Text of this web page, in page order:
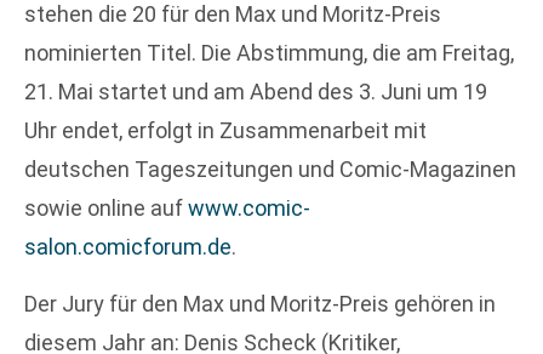
stehen die 20 für den Max und Moritz-Preis
nominierten Titel. Die Abstimmung, die am Freitag,
21. Mai startet und am Abend des 3. Juni um 19
Uhr endet, erfolgt in Zusammenarbeit mit
deutschen Tageszeitungen und Comic-Magazinen
sowie online aufwww.comic-
salon.comicforum.de.
Der Jury für den Max und Moritz-Preis gehören in
diesem Jahr an: Denis Scheck (Kritiker,